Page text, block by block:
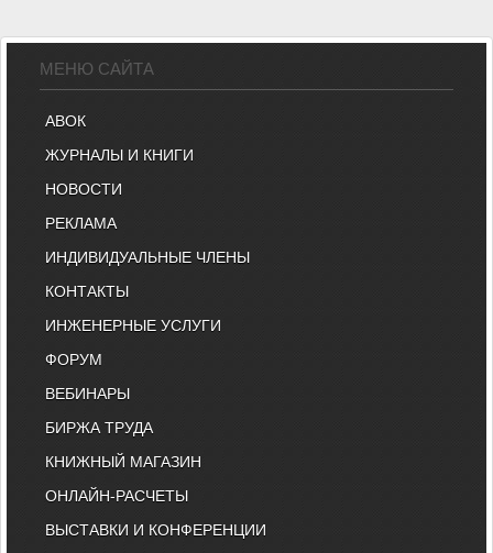
МЕНЮ САЙТА
АВОК
ЖУРНАЛЫ И КНИГИ
НОВОСТИ
РЕКЛАМА
ИНДИВИДУАЛЬНЫЕ ЧЛЕНЫ
КОНТАКТЫ
ИНЖЕНЕРНЫЕ УСЛУГИ
ФОРУМ
ВЕБИНАРЫ
БИРЖА ТРУДА
КНИЖНЫЙ МАГАЗИН
ОНЛАЙН-РАСЧЕТЫ
ВЫСТАВКИ И КОНФЕРЕНЦИИ